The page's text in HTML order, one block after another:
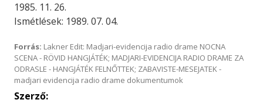
1985. 11. 26.
Ismétlések: 1989. 07. 04.
Forrás: Lakner Edit: Madjari-evidencija radio drame NOCNA
SCENA - RÖVID HANGJÁTÉK; MADJARI-EVIDENCIJA RADIO DRAME ZA
ODRASLE - HANGJÁTÉK FELNŐTTEK; ZABAVISTE-MESEJATEK -
madjari evidencija radio drame dokumentumok
Szerző: